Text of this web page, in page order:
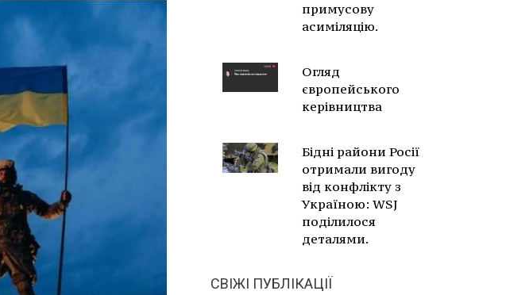
примусову
асиміляцію.
Огляд
європейського
керівництва
Бідні райони Росії
отримали вигоду
від конфлікту з
Україною: WSJ
поділилося
деталями.
СВІЖІ ПУБЛІКАЦІЇ